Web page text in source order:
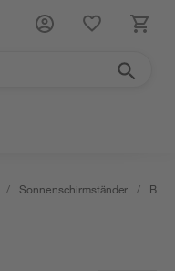
/ Sonnenschirmständer /